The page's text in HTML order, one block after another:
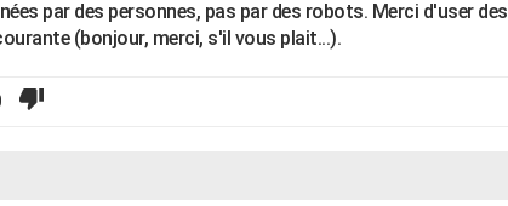
par des personnes, pas par des robots. Merci d'user des
(bonjour, merci, s'il vous plait...).